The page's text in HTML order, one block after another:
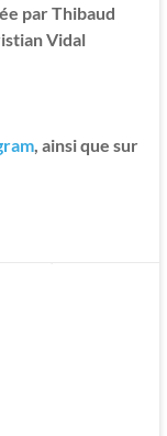
par Thibaud
Vidal
, ainsi que sur